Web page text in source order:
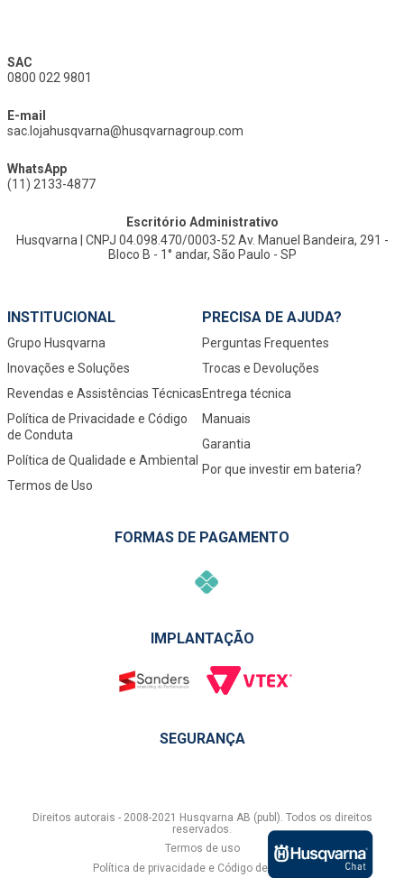
SAC
0800 022 9801
E-mail
sac.lojahusqvarna@husqvarnagroup.com
WhatsApp
(11) 2133-4877
Escritório Administrativo
Husqvarna | CNPJ 04.098.470/0003-52 Av. Manuel Bandeira, 291 -
Bloco B - 1° andar, São Paulo - SP
INSTITUCIONAL
Grupo Husqvarna
Inovações e Soluções
Revendas e Assistências Técnicas
Política de Privacidade e Código
de Conduta
Política de Qualidade e Ambiental
Termos de Uso
PRECISA DE AJUDA?
Perguntas Frequentes
Trocas e Devoluções
Entrega técnica
Manuais
Garantia
Por que investir em bateria?
FORMAS DE PAGAMENTO
IMPLANTAÇÃO
SEGURANÇA
Direitos autorais - 2008-2021 Husqvarna AB (publ). Todos os direitos
reservados.
Termos de uso
Política de privacidade e Código de conduta